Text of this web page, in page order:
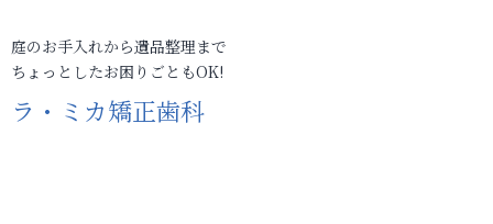
庭のお手入れから遺品整理まで
ちょっとしたお困りごともOK!
ラ・ミカ矯正歯科